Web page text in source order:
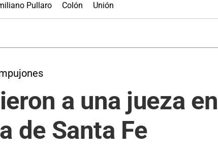
Pullaro Colón Unión
a una jueza
de Santa Fe